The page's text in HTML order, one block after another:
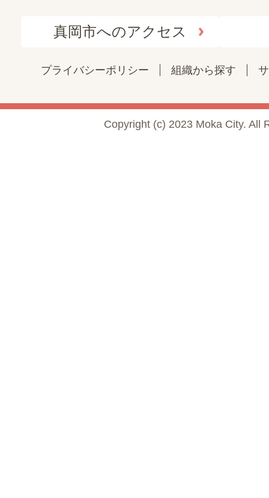
真岡市へのアクセス
プライバシーポリシー 組織から探す
Copyright (c) 2023 Moka City. All